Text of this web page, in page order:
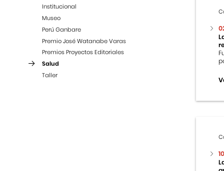
Institucional
Museo
Perú Ganbare
Premio José Watanabe Varas
Premios Proyectos Editoriales
Salud
Taller